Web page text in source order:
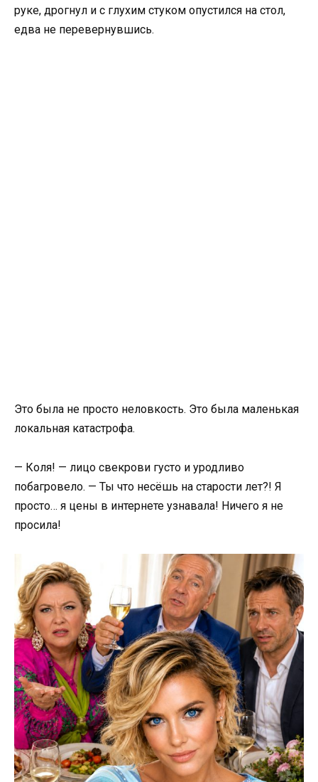
руке, дрогнул и с глухим стуком опустился на стол,
едва не перевернувшись.
Это была не просто неловкость. Это была маленькая
локальная катастрофа.
— Коля! — лицо свекрови густо и уродливо
побагровело. — Ты что несёшь на старости лет?! Я
просто… я цены в интернете узнавала! Ничего я не
просила!